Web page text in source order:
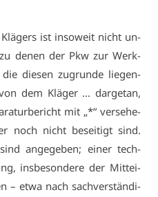
ist in­so­weit nicht un­
de­nen der Pkw zur Werk­
die­sen zu­grun­de lie­gen­
dem Klä­ger … dar­ge­tan,
mit „*“ ver­se­he­
noch nicht be­sei­tigt sind.
an­ge­ge­ben; ei­ner tech­
ins­be­son­de­re der Mit­tei­
– et­wa nach sach­ver­stän­di­